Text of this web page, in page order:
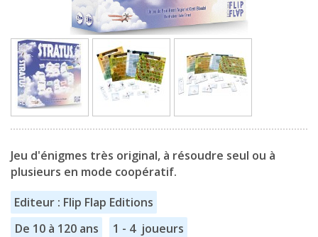
Jeu d'énigmes très original, à résoudre seul ou à
plusieurs en mode coopératif.
Editeur : Flip Flap Editions
De 10 à 120 ans
1 - 4 joueurs